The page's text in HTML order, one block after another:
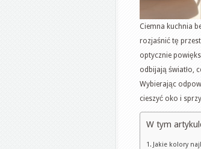
Ciemna kuchnia
rozjaśnić tę
optycznie
odbijają światło,
Wybierając
cieszyć oko i
W tym
Jakie kolory